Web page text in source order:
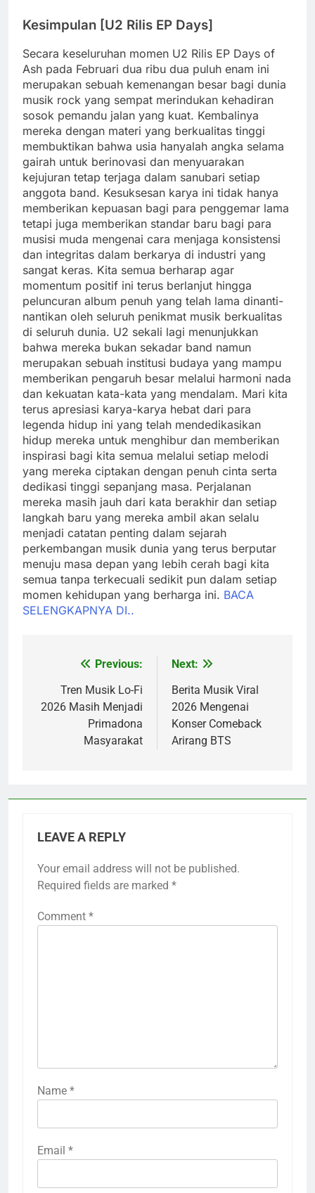
Kesimpulan [U2 Rilis EP Days]
Secara keseluruhan momen U2 Rilis EP Days of
Ash pada Februari dua ribu dua puluh enam ini
merupakan sebuah kemenangan besar bagi dunia
musik rock yang sempat merindukan kehadiran
sosok pemandu jalan yang kuat. Kembalinya
mereka dengan materi yang berkualitas tinggi
membuktikan bahwa usia hanyalah angka selama
gairah untuk berinovasi dan menyuarakan
kejujuran tetap terjaga dalam sanubari setiap
anggota band. Kesuksesan karya ini tidak hanya
memberikan kepuasan bagi para penggemar lama
tetapi juga memberikan standar baru bagi para
musisi muda mengenai cara menjaga konsistensi
dan integritas dalam berkarya di industri yang
sangat keras. Kita semua berharap agar
momentum positif ini terus berlanjut hingga
peluncuran album penuh yang telah lama dinanti-
nantikan oleh seluruh penikmat musik berkualitas
di seluruh dunia. U2 sekali lagi menunjukkan
bahwa mereka bukan sekadar band namun
merupakan sebuah institusi budaya yang mampu
memberikan pengaruh besar melalui harmoni nada
dan kekuatan kata-kata yang mendalam. Mari kita
terus apresiasi karya-karya hebat dari para
legenda hidup ini yang telah mendedikasikan
hidup mereka untuk menghibur dan memberikan
inspirasi bagi kita semua melalui setiap melodi
yang mereka ciptakan dengan penuh cinta serta
dedikasi tinggi sepanjang masa. Perjalanan
mereka masih jauh dari kata berakhir dan setiap
langkah baru yang mereka ambil akan selalu
menjadi catatan penting dalam sejarah
perkembangan musik dunia yang terus berputar
menuju masa depan yang lebih cerah bagi kita
semua tanpa terkecuali sedikit pun dalam setiap
momen kehidupan yang berharga ini. BACA
SELENGKAPNYA DI..
navigation
Previous:
Tren Musik Lo-Fi
2026 Masih Menjadi
Primadona
Masyarakat
Next:
Berita Musik Viral
2026 Mengenai
Konser Comeback
Arirang BTS
LEAVE A REPLY
Your email address will not be published.
Required fields are marked *
Comment *
Name *
Email *